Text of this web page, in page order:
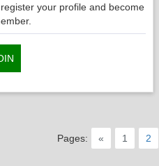
your profile and become
Pages: « 1 2